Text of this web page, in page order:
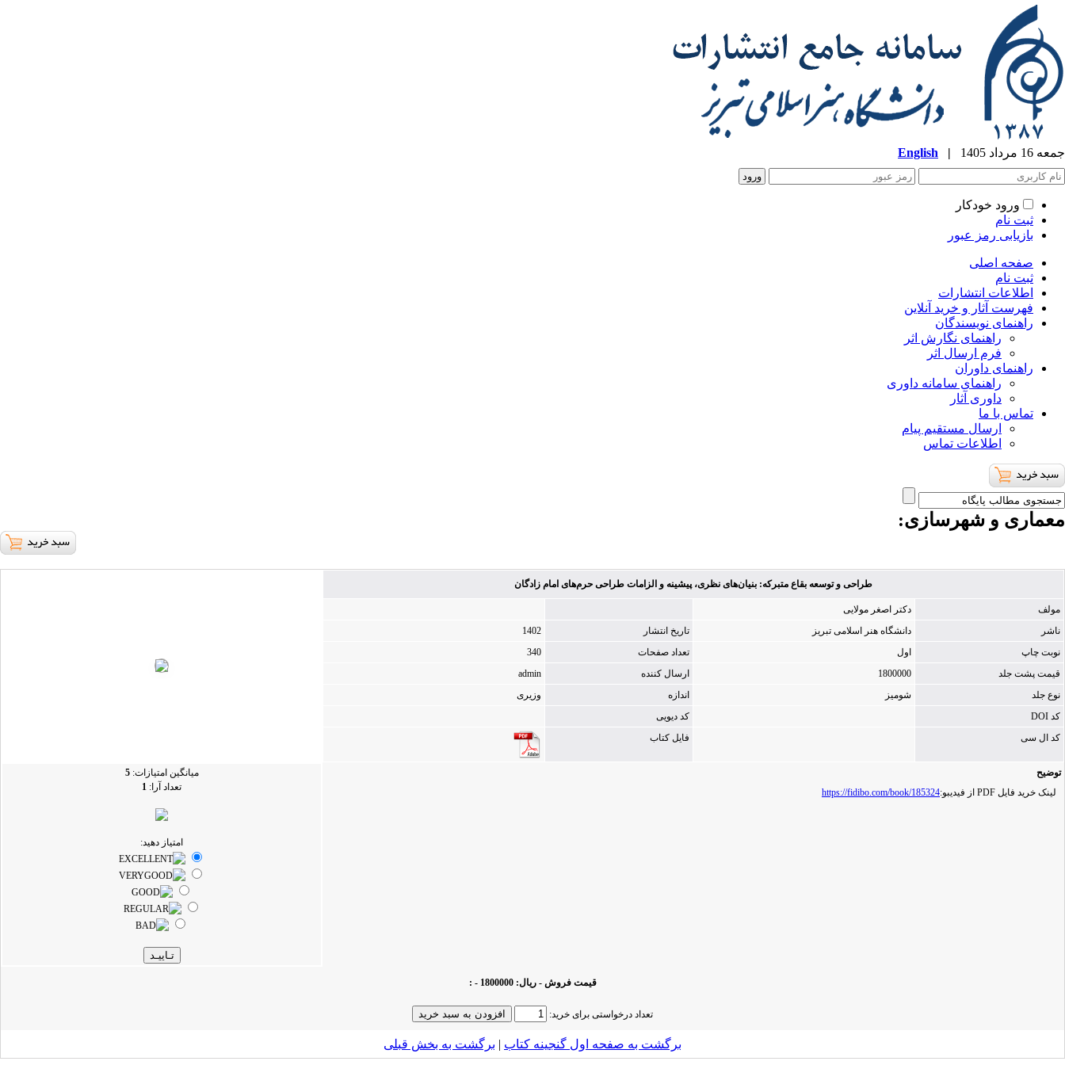
جمعه 16 مرداد 1405 |
English
ورود خودکار
ثبت نام
بازیابی رمز عبور
صفحه اصلی
ثبت نام
اطلاعات انتشارات
فهرست آثار و خرید آنلاین
راهنمای نویسندگان
راهنمای نگارش اثر
فرم ارسال اثر
راهنمای داوران
راهنمای سامانه داوری
داوری آثار
تماس با ما
ارسال مستقیم پیام
اطلاعات تماس
معماری و شهرسازی:
طراحی و توسعه بقاع متبرکه: بنیان‌های نظری، پیشینه و الزامات طراحی حرم‌های امام ‌زادگان
مولف
دکتر اصغر مولایی
ناشر
دانشگاه هنر اسلامی تبریز تاریخ انتشار
1402
نوبت چاپ
اول تعداد صفحات
340
قیمت پشت جلد
1800000 ارسال کننده
admin
نوع جلد
شومیز اندازه
وزیری
کد DOI
کد دیویی
کد ال سی
فایل کتاب
توضیح
لینک خرید فایل PDF از فیدیبو:
https://fidibo.com/book/185324
میانگین امتیازات:5
تعداد آرا: 1
امتیاز دهید:
قیمت فروش - ریال: 1800000 - :
تعداد درخواستی برای خرید:
برگشت به صفحه اول گنجینه کتاب‌ | برگشت به بخش قبلى